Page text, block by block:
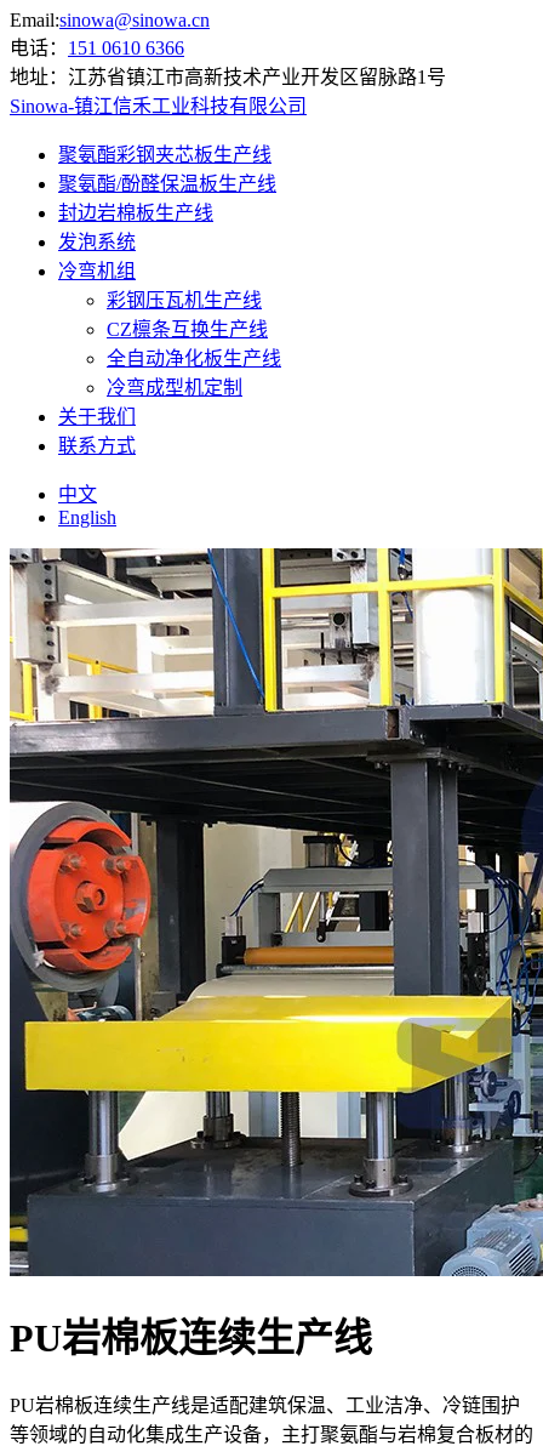
Email:sinowa@sinowa.cn
电话： 151 0610 6366
地址： 江苏省镇江市高新技术产业开发区留脉路1号
Sinowa-镇江信禾工业科技有限公司
聚氨酯彩钢夹芯板生产线
聚氨酯/酚醛保温板生产线
封边岩棉板生产线
发泡系统
冷弯机组
彩钢压瓦机生产线
CZ檩条互换生产线
全自动净化板生产线
冷弯成型机定制
关于我们
联系方式
中文
English
PU岩棉板连续生产线
PU岩棉板连续生产线是适配建筑保温、工业洁净、冷链围护
等领域的自动化集成生产设备，主打聚氨酯与岩棉复合板材的